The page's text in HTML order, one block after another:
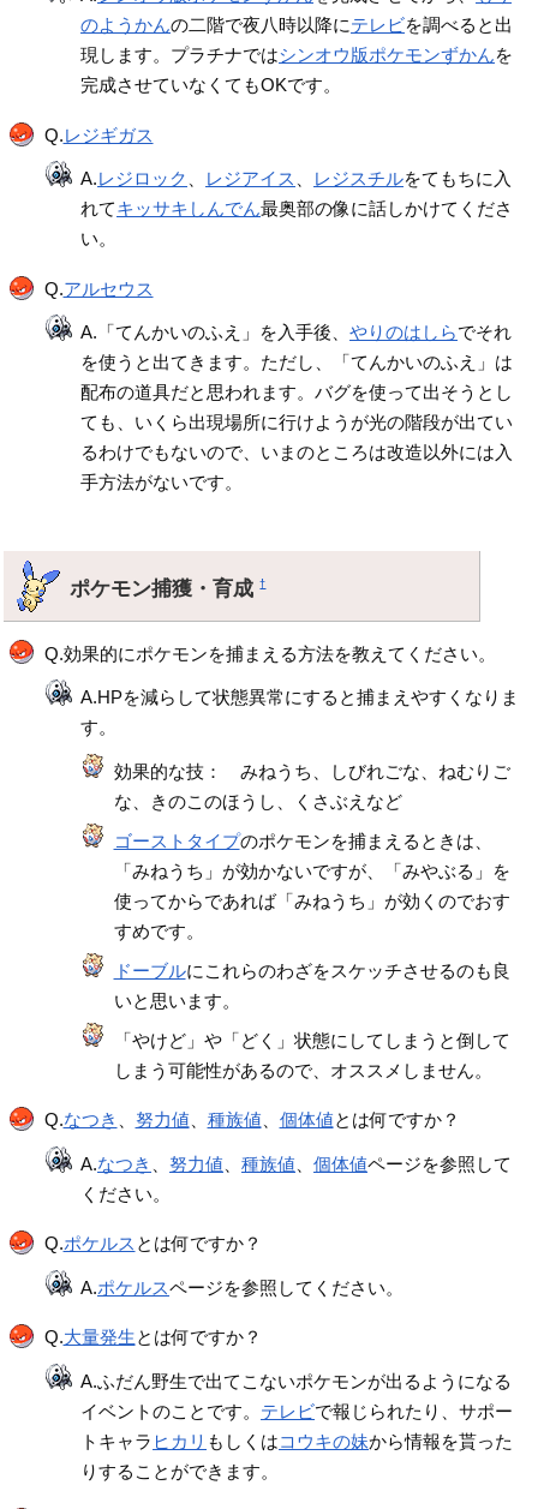
のようかんの二階で夜八時以降にテレビを調べると出
現します。プラチナではシンオウ版ポケモンずかんを
完成させていなくてもOKです。
Q.レジギガス
A.レジロック レジアイス レジスチルをてもちに入
れてキッサキしんでん最奥部の像に話しかけてくださ
い。
Q.アルセウス
A.「てんかいのふえ」を入手後、やりのはしらでそれ
を使うと出てきます。ただし、「てんかいのふえ」は
配布の道具だと思われます。バグを使って出そうとし
ても、いくら出現場所に行けようが光の階段が出てい
るわけでもないので、いまのところは改造以外には入
手方法がないです。
ポケモン捕獲・育成†
Q.効果的にポケモンを捕まえる方法を教えてください。
A.HPを減らして状態異常にすると捕まえやすくなりま
す。
効果的な技： みねうち、しびれごな、ねむりご
な、きのこのほうし、くさぶえなど
ゴーストタイプのポケモンを捕まえるときは、
「みねうち」が効かないですが、「みやぶる」を
使ってからであれば「みねうち」が効くのでおす
すめです。
ドーブルにこれらのわざをスケッチさせるのも良
いと思います。
「やけど」や「どく」状態にしてしまうと倒して
しまう可能性があるので、オススメしません。
Q.なつき 努力値 種族値 個体値とは何ですか？
A.なつき 、努力値 、種族値 、個体値ページを参照して
ください。
Q.ポケルス とは何ですか？
A.ポケルスページを参照してください。
Q.大量発生とは何ですか？
A.ふだん野生で出てこないポケモンが出るようになる
イベントのことです。 テレビで報じられたり、サポー
トキャラ ヒカリ もしくはコウキの妹から情報を貰った
りすることができます。